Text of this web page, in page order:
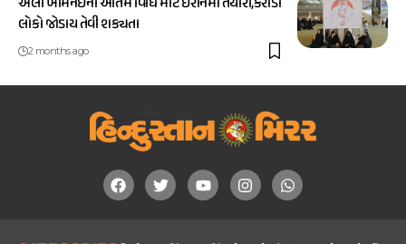
લોકો જોડાય તેવી શક્યતા
2 months ago